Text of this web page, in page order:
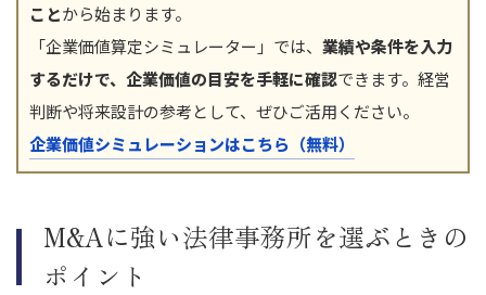
ことから始まります。
「企業価値算定シミュレーター」では、 業績や条件を入力
するだけで、企業価値の目安を手軽に確認できます。経営
判断や将来設計の参考として、ぜひご活用ください。
企業価値シミュレーションはこちら（無料）
M&Aに強い法律事務所を選ぶときの
ポイント